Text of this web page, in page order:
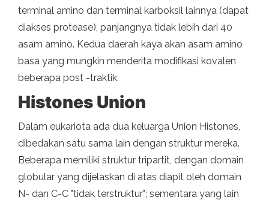
terminal amino dan terminal karboksil lainnya (dapat
diakses protease), panjangnya tidak lebih dari 40
asam amino. Kedua daerah kaya akan asam amino
basa yang mungkin menderita modifikasi kovalen
beberapa post -traktik.
Histones Union
Dalam eukariota ada dua keluarga Union Histones,
dibedakan satu sama lain dengan struktur mereka.
Beberapa memiliki struktur tripartit, dengan domain
globular yang dijelaskan di atas diapit oleh domain
N- dan C-C "tidak terstruktur"; sementara yang lain